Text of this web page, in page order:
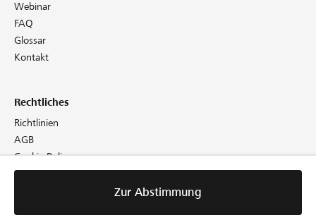
Zur Abstimmung
Zur Abstimmung
Webinar
FAQ
Glossar
Kontakt
Rechtliches
Richtlinien
AGB
Cookie Policy
Datenschutz